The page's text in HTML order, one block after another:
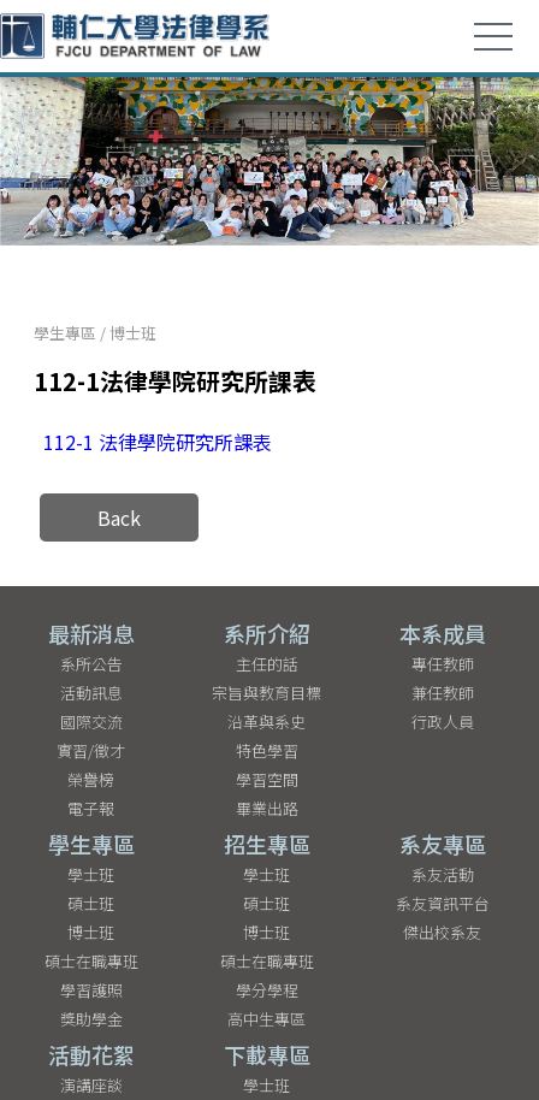
學生專區 / 博士班
112-1法律學院研究所課表
112-1 法律學院研究所課表
Back
最新消息
系所公告
活動訊息
國際交流
實習/徵才
榮譽榜
電子報
系所介紹
主任的話
宗旨與教育目標
沿革與系史
特色學習
學習空間
畢業出路
本系成員
專任教師
兼任教師
行政人員
學生專區
學士班
碩士班
博士班
碩士在職專班
學習護照
獎助學金
招生專區
學士班
碩士班
博士班
碩士在職專班
學分學程
高中生專區
系友專區
系友活動
系友資訊平台
傑出校系友
活動花絮
演講座談
下載專區
學士班